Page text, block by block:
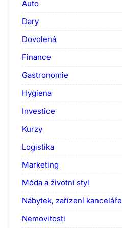
Auto
Dary
Dovolená
Finance
Gastronomie
Hygiena
Investice
Kurzy
Logistika
Marketing
Móda a životní styl
Nábytek, zařízení kanceláře
Nemovitosti